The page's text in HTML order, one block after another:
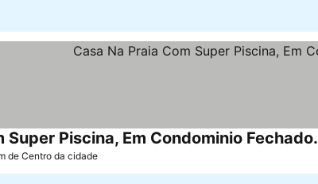
Super Piscina, Em Condominio Fechado.
de Centro da cidade